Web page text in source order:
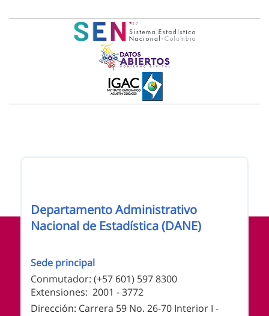
Información de pie de página
Nombre de la entidad
Departamento Administrativo
Nacional de Estadística (DANE)
Sede principal
Conmutador: (+57 601) 597 8300
Extensiones: 2001 - 3772
Dirección: Carrera 59 No. 26-70 Interior I -